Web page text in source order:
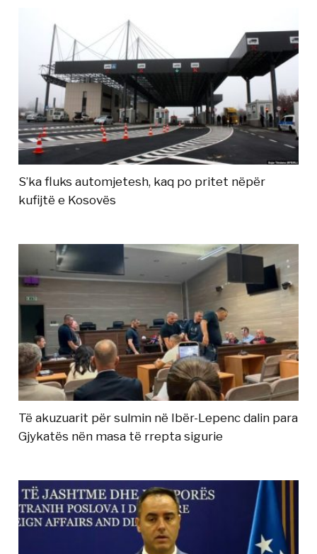
S’ka fluks automjetesh, kaq po pritet nëpër
kufijtë e Kosovës
Të akuzuarit për sulmin në Ibër-Lepenc dalin para
Gjykatës nën masa të rrepta sigurie